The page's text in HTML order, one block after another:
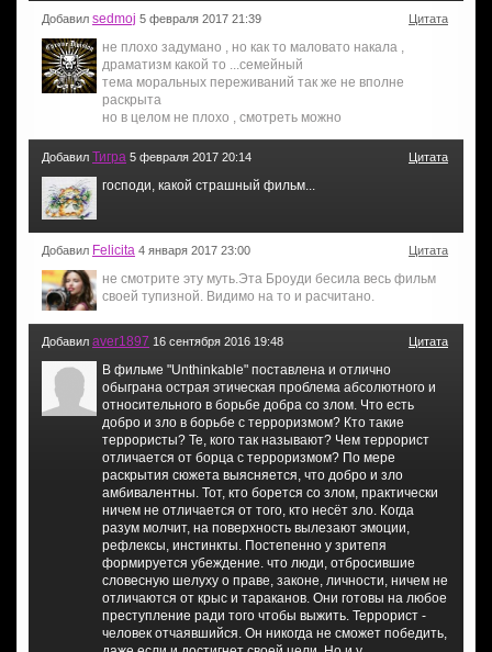
Добавил sedmoj 5 февраля 2017 21:39 Цитата
не плохо задумано , но как то маловато накала ,
драматизм какой то ...семейный
тема моральных переживаний так же не вполне
раскрыта
но в целом не плохо , смотреть можно
Добавил Тигра 5 февраля 2017 20:14 Цитата
господи, какой страшный фильм...
Добавил Felicita 4 января 2017 23:00 Цитата
не смотрите эту муть.Эта Броуди бесила весь фильм
своей тупизной. Видимо на то и расчитано.
Добавил aver1897 16 сентября 2016 19:48 Цитата
В фильме "Unthinkable" поставлена и отлично
обыграна острая этическая проблема абсолютного и
относительного в борьбе добра со злом. Что есть
добро и зло в борьбе с терроризмом? Кто такие
террористы? Те, кого так называют? Чем террорист
отличается от борца с терроризмом? По мере
раскрытия сюжета выясняется, что добро и зло
амбивалентны. Тот, кто борется со злом, практически
ничем не отличается от того, кто несёт зло. Когда
разум молчит, на поверхность вылезают эмоции,
рефлексы, инстинкты. Постепенно у зритепя
формируется убеждение. что люди, отбросившие
словесную шелуху о праве, законе, личности, ничем не
отличаются от крыс и тараканов. Они готовы на любое
преступление ради того чтобы выжить. Террорист -
человек отчаявшийся. Он никогда не сможет победить,